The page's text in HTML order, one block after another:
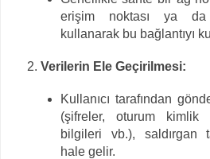
erişim noktası ya
kullanarak bu bağlantıyı
Verilerin Ele Geçirilmesi:
Kullanıcı tarafından
(şifreler, oturum kimlik
bilgileri vb.), saldırgan
hale gelir.